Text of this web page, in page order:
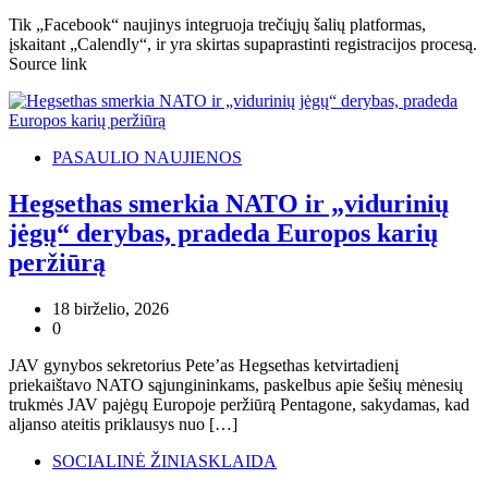
Tik „Facebook“ naujinys integruoja trečiųjų šalių platformas,
įskaitant „Calendly“, ir yra skirtas supaprastinti registracijos procesą.
Source link
PASAULIO NAUJIENOS
Hegsethas smerkia NATO ir „vidurinių
jėgų“ derybas, pradeda Europos karių
peržiūrą
18 birželio, 2026
0
JAV gynybos sekretorius Pete’as Hegsethas ketvirtadienį
priekaištavo NATO sąjungininkams, paskelbus apie šešių mėnesių
trukmės JAV pajėgų Europoje peržiūrą Pentagone, sakydamas, kad
aljanso ateitis priklausys nuo […]
SOCIALINĖ ŽINIASKLAIDA